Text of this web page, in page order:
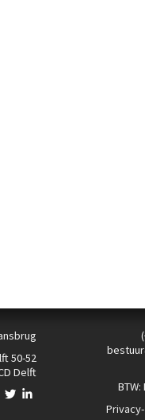
50-52
Delft